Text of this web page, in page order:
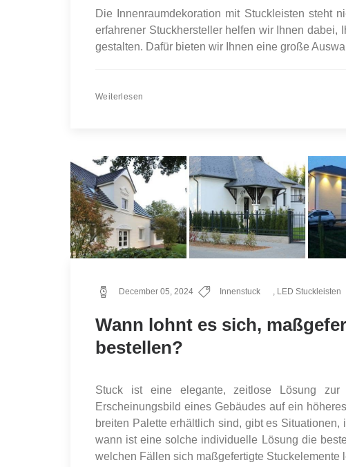
Die Innenraumdekoration mit Stuckleisten steht
erfahrener Stuckhersteller helfen wir Ihnen
gestalten. Dafür bieten wir Ihnen eine große
Weiterlesen
December 05, 2024 Innenstuck , LED Stuckleisten
Wann lohnt es sich,
bestellen?
Stuck ist eine elegante, zeitlose Lösung
Erscheinungsbild eines Gebäudes auf ein
breiten Palette erhältlich sind, gibt es
wann ist eine solche individuelle Lösung die
welchen Fällen sich maßgefertigte